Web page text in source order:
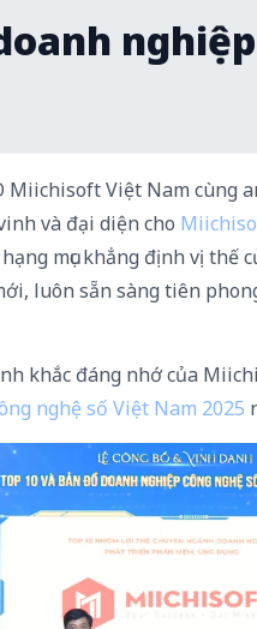
Miichisoft Việt Nam cùng
và đại diện cho
mục khẳng định vị
luôn sẵn sàng tiên
khắc đáng nhớ của
nghệ số Việt Nam 2025